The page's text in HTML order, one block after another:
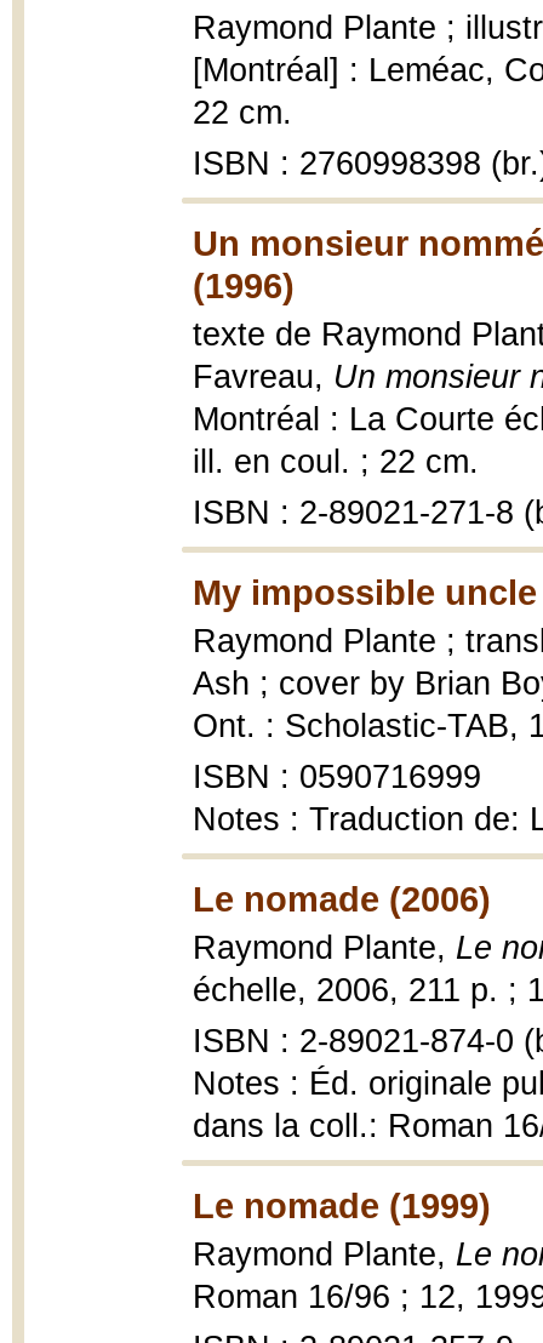
Raymond Plante ;
[Montréal] : Leméac,
22 cm.
ISBN : 2760998398
Un monsieur
(1996)
texte de Raymond
Favreau, Un monsieur
Montréal : La Courte
ill. en coul. ; 22 cm.
ISBN : 2-89021-271-8
My impossible uncle
Raymond Plante ;
Ash ; cover by Brian
Ont. : Scholastic-TAB,
ISBN : 0590716999
Notes : Traduction de:
Le nomade (2006)
Raymond Plante, Le
échelle, 2006, 211 p. ;
ISBN : 2-89021-874-0
Notes : Éd. originale
dans la coll.: Roman
Le nomade (1999)
Raymond Plante, Le
Roman 16/96 ; 12,